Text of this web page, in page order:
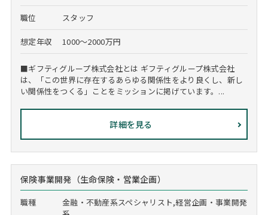
職位 スタッフ
想定年収 1000～2000万円
■ギフティグループ株式会社とは ギフティグループ株式会社
は、「この世界に存在するあらゆる関係性をより良くし、新し
い関係性をつくる」ことをミッションに掲げています。...
詳細を見る
保険事業開発（生命保険・営業企画）
職種
金融・不動産系スペシャリスト,経営企画・事業開発